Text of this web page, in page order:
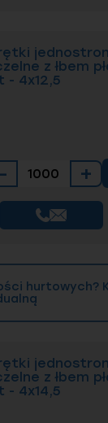
z łbem
- 4x12,5
+
hurtowych?
z łbem
- 4x14,5